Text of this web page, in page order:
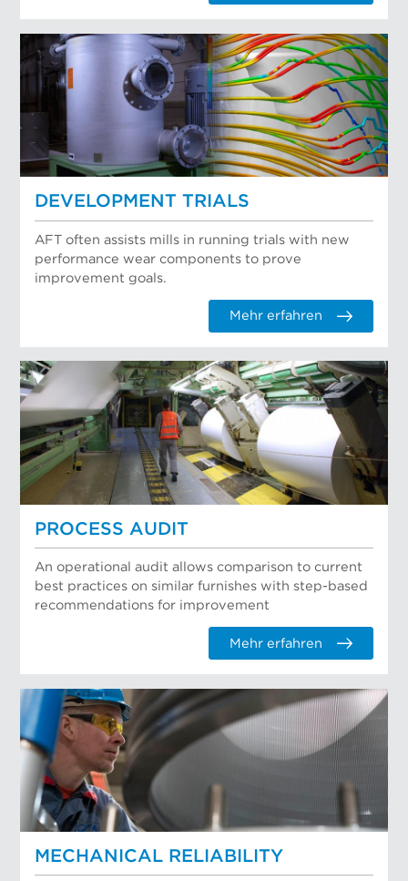
DEVELOPMENT TRIALS
AFT often assists mills in running trials with new
performance wear components to prove
improvement goals.
Mehr erfahren
PROCESS AUDIT
An operational audit allows comparison to current
best practices on similar furnishes with step-based
recommendations for improvement
Mehr erfahren
MECHANICAL RELIABILITY